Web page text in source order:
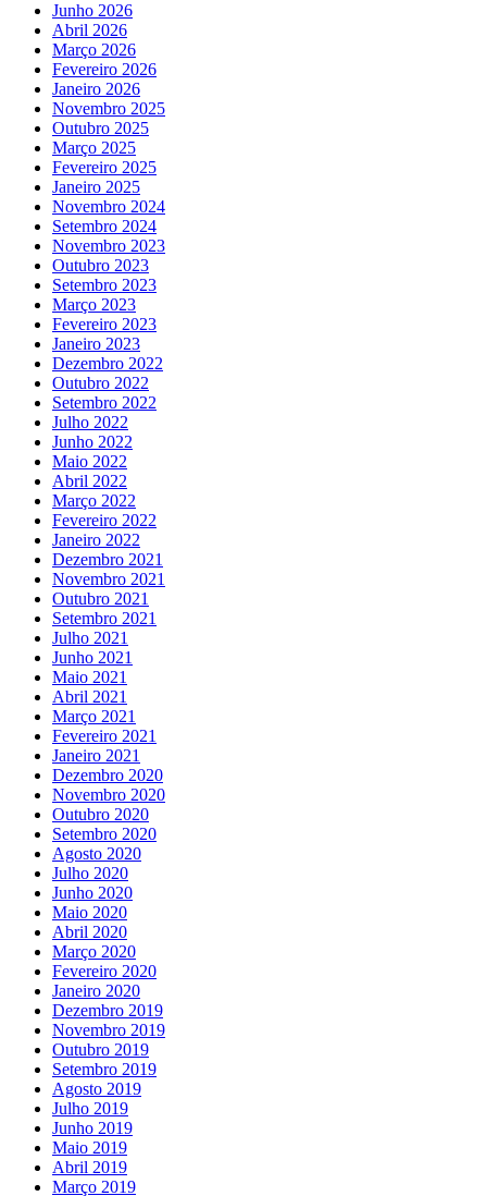
Junho 2026
Abril 2026
Março 2026
Fevereiro 2026
Janeiro 2026
Novembro 2025
Outubro 2025
Março 2025
Fevereiro 2025
Janeiro 2025
Novembro 2024
Setembro 2024
Novembro 2023
Outubro 2023
Setembro 2023
Março 2023
Fevereiro 2023
Janeiro 2023
Dezembro 2022
Outubro 2022
Setembro 2022
Julho 2022
Junho 2022
Maio 2022
Abril 2022
Março 2022
Fevereiro 2022
Janeiro 2022
Dezembro 2021
Novembro 2021
Outubro 2021
Setembro 2021
Julho 2021
Junho 2021
Maio 2021
Abril 2021
Março 2021
Fevereiro 2021
Janeiro 2021
Dezembro 2020
Novembro 2020
Outubro 2020
Setembro 2020
Agosto 2020
Julho 2020
Junho 2020
Maio 2020
Abril 2020
Março 2020
Fevereiro 2020
Janeiro 2020
Dezembro 2019
Novembro 2019
Outubro 2019
Setembro 2019
Agosto 2019
Julho 2019
Junho 2019
Maio 2019
Abril 2019
Março 2019